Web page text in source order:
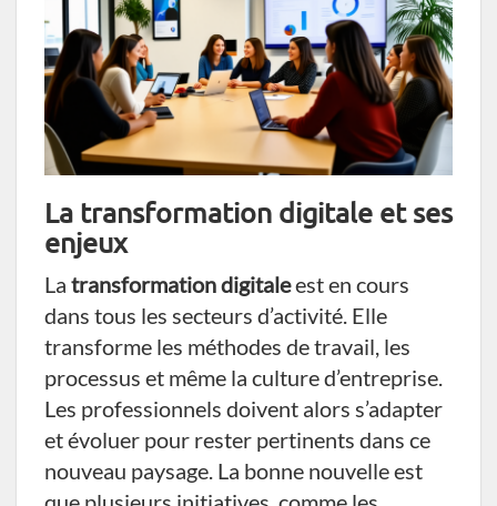
La transformation digitale et ses
enjeux
La transformation digitaleest en cours
dans tous les secteurs d’activité. Elle
transforme les méthodes de travail, les
processus et même la culture d’entreprise.
Les professionnels doivent alors s’adapter
et évoluer pour rester pertinents dans ce
nouveau paysage. La bonne nouvelle est